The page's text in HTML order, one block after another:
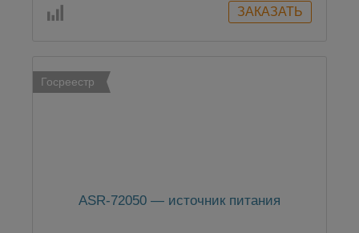
Госреестр
ASR-72050 — источник питания